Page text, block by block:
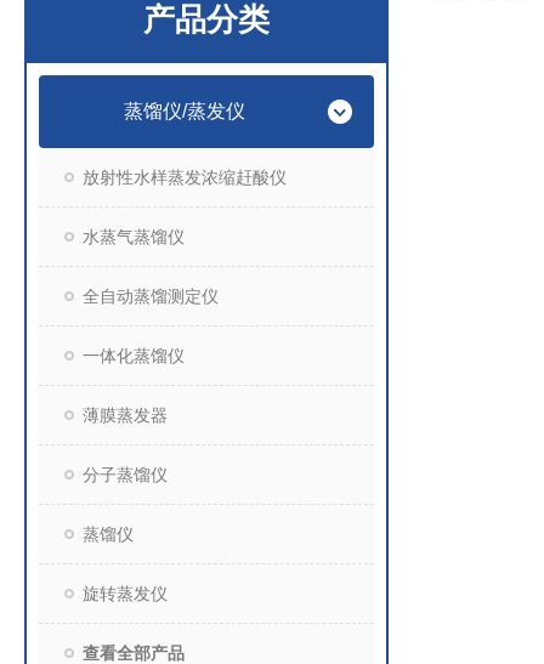
产品分类
蒸馏仪/蒸发仪
放射性水样蒸发浓缩赶酸仪
水蒸气蒸馏仪
全自动蒸馏测定仪
一体化蒸馏仪
薄膜蒸发器
分子蒸馏仪
蒸馏仪
旋转蒸发仪
查看全部产品